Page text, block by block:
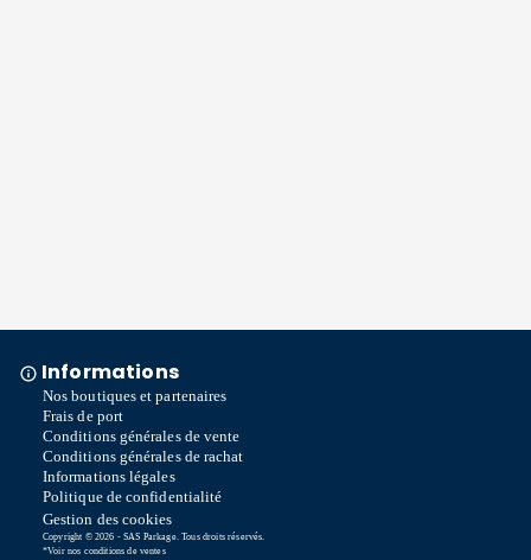
Informations
Nos boutiques et partenaires
Frais de port
Conditions générales de vente
Conditions générales de rachat
Informations légales
Politique de confidentialité
Gestion des cookies
Copyright © 2026 - SAS Parkage. Tous droits réservés.
*Voir nos conditions de ventes